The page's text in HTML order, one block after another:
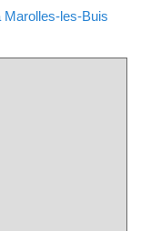
Marolles-les-Buis